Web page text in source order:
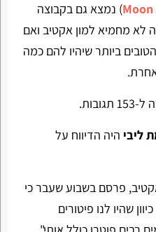
) נמצא גם בקבוצה
לא מחמיא למון אקטיב ואם
ביותר שיהיו להם כמה
ליבי היה הדיווח על
פרסם בשבוע שעבר כי
שהיו לנו פיטורים